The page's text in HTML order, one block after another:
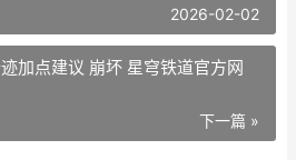
2026-02-02
加点建议 崩坏 星穹铁道官方网
下一篇 »